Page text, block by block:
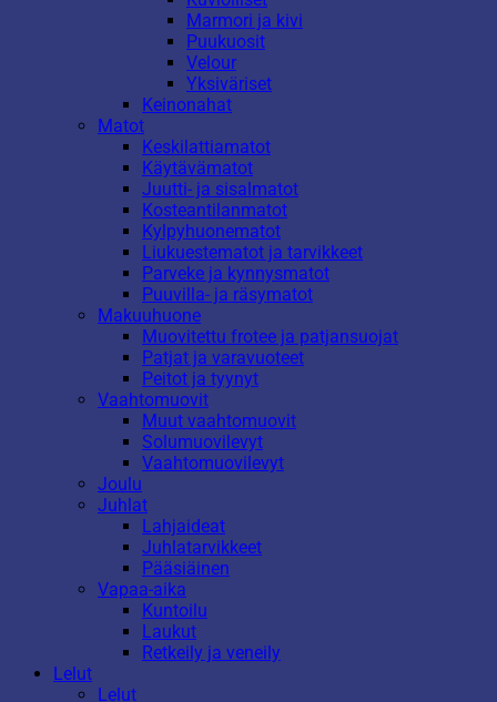
Marmori ja kivi
Puukuosit
Velour
Yksiväriset
Keinonahat
Matot
Keskilattiamatot
Käytävämatot
Juutti- ja sisalmatot
Kosteantilanmatot
Kylpyhuonematot
Liukuestematot ja tarvikkeet
Parveke ja kynnysmatot
Puuvilla- ja räsymatot
Makuuhuone
Muovitettu frotee ja patjansuojat
Patjat ja varavuoteet
Peitot ja tyynyt
Vaahtomuovit
Muut vaahtomuovit
Solumuovilevyt
Vaahtomuovilevyt
Joulu
Juhlat
Lahjaideat
Juhlatarvikkeet
Pääsiäinen
Vapaa-aika
Kuntoilu
Laukut
Retkeily ja veneily
Lelut
Lelut